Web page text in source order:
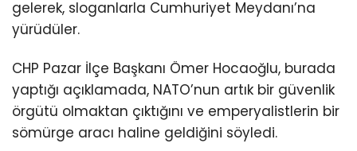
gelerek, sloganlarla Cumhuriyet Meydanı’na
yürüdüler.
CHP Pazar İlçe Başkanı Ömer Hocaoğlu, burada
yaptığı açıklamada, NATO’nun artık bir güvenlik
örgütü olmaktan çıktığını ve emperyalistlerin bir
sömürge aracı haline geldiğini söyledi.